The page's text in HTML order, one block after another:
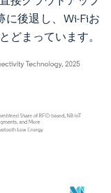
に後退し、Wi-Fiお
どまっています。